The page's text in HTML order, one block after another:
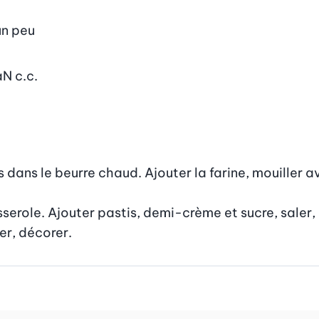
peu
c.c.
le beurre chaud. Ajouter la farine, mouiller
Ajouter pastis, demi-crème et sucre,
décorer.